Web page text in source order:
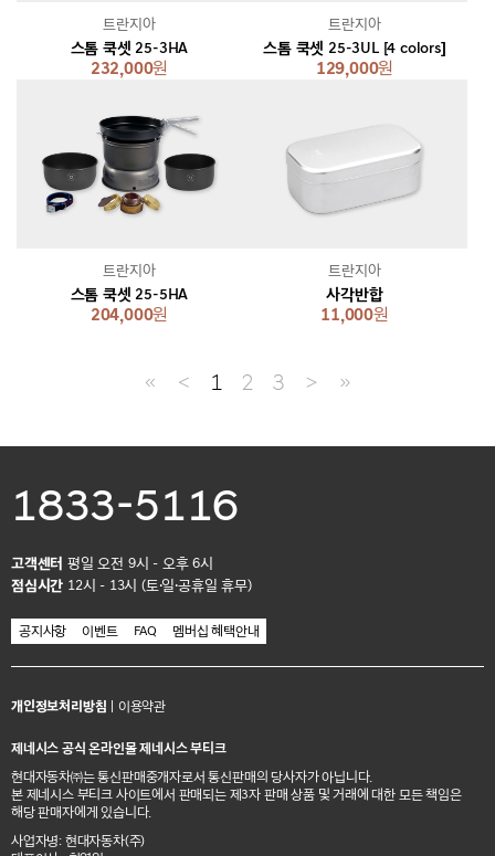
스톰 쿡셋 25-3HA
232,000원
트란지아
스톰 쿡셋 25-3UL [4 colors]
129,000원
트란지아
스톰 쿡셋 25-5HA
204,000원
트란지아
사각반합
11,000원
트란지아
≪ ＜ 1 2 3 ＞ ≫
1833-5116
고객센터 평일 오전 9시 - 오후 6시
점심시간 12시 - 13시 (토·일·공휴일 휴무)
공지사항 이벤트 FAQ 멤버십 혜택안내
개인정보처리방침 이용약관
제네시스 공식 온라인몰 제네시스 부티크
현대자동차㈜는 통신판매중개자로서 통신판매의 당사자가 아닙니다.
본 제네시스 부티크 사이트에서 판매되는 제3자 판매 상품 및 거래에 대한 모든 책임은
해당 판매자에게 있습니다.
사업자명: 현대자동차(주)